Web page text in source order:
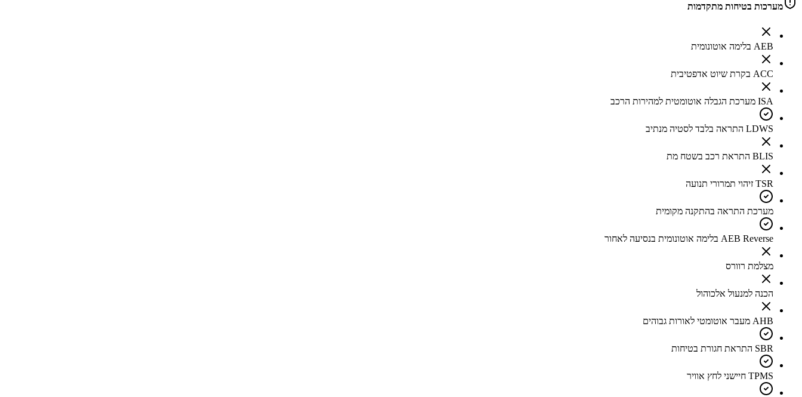
מערכות בטיחות מתקדמות
AEB בלימה אוטונומית
ACC בקרת שיוט אדפטיבית
ISA מערכת הגבלה אוטומטית למהירות הרכב
LDWS התראה בלבד לסטיה מנתיב
BLIS התראת רכב בשטח מת
TSR זיהוי תמרורי תנועה
מערכת התראה בהתקנה מקומית
AEB Reverse בלימה אוטונומית בנסיעה לאחור
מצלמת רוורס
הכנה למנעול אלכוהול
AHB מעבר אוטומטי לאורות גבוהים
SBR התראת חגורת בטיחות
TPMS חיישני לחץ אוויר